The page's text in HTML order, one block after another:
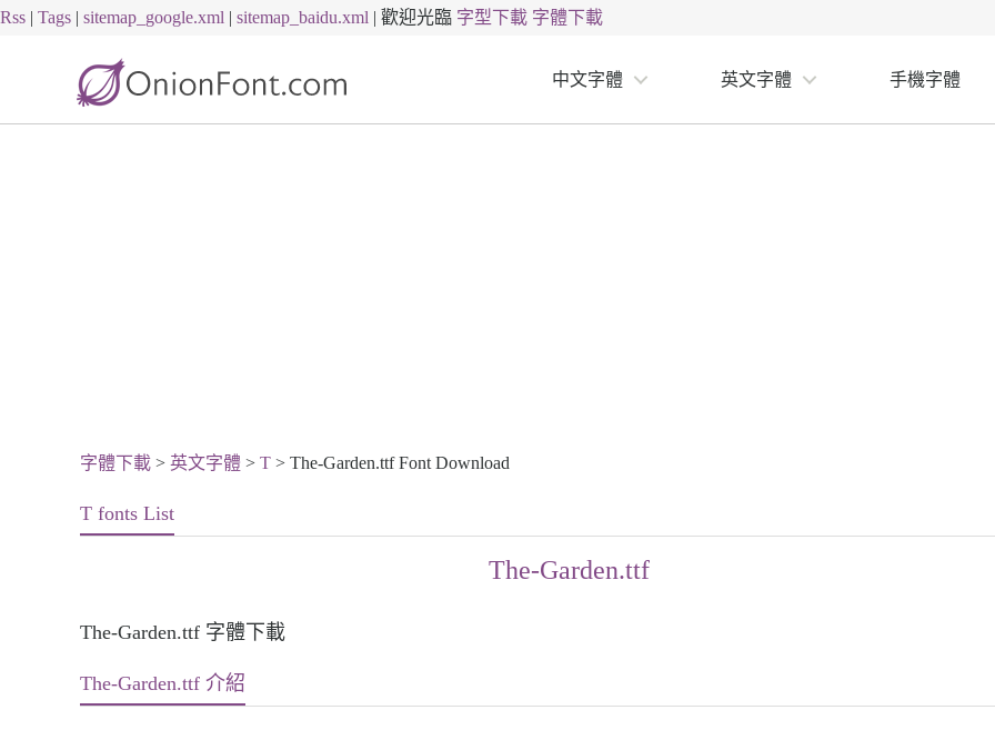
Rss | Tags | sitemap_google.xml | sitemap_baidu.xml | 歡迎光臨 字型下載 字體下載
中文字體 英文字體 手機字體
字體下載 > 英文字體 > T > The-Garden.ttf Font Download
T fonts List
The-Garden.ttf
The-Garden.ttf 字體下載
The-Garden.ttf 介紹